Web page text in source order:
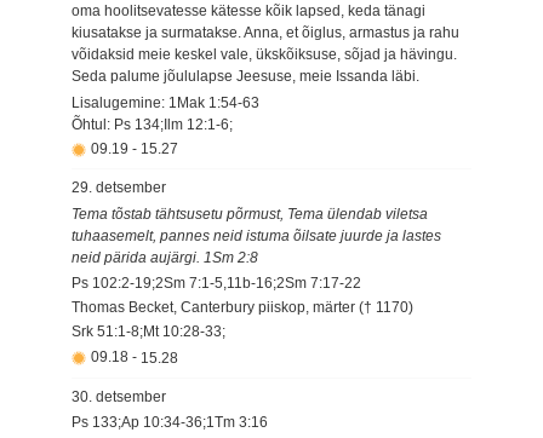
oma hoolitsevatesse kätesse kõik lapsed, keda tänagi
kiusatakse ja surmatakse. Anna, et õiglus, armastus ja rahu
võidaksid meie keskel vale, ükskõiksuse, sõjad ja hävingu.
Seda palume jõululapse Jeesuse, meie Issanda läbi.
Lisalugemine: 1Mak 1:54-63
Õhtul: Ps 134;Ilm 12:1-6;
09.19 - 15.27
29. detsember
Tema tõstab tähtsusetu põrmust, Tema ülendab viletsa
tuhaasemelt, pannes neid istuma õilsate juurde ja lastes
neid pärida aujärgi. 1Sm 2:8
Ps 102:2-19;2Sm 7:1-5,11b-16;2Sm 7:17-22
Thomas Becket, Canterbury piiskop, märter († 1170)
Srk 51:1-8;Mt 10:28-33;
09.18 - 15.28
30. detsember
Ps 133;Ap 10:34-36;1Tm 3:16